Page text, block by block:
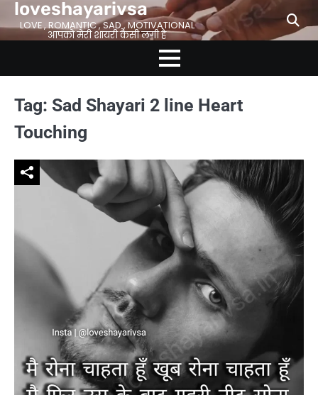
Skip
to
content
loveshayarivsa
LOVE , ROMANTIC , SAD , MOTIVATIONAL
आपको मेरी शायरी कैसी लगी है
Tag: Sad Shayari 2 line Heart
Touching